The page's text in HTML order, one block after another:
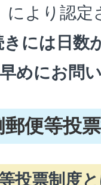
により認
きには日数
めにお問
郵便等投
投票制度